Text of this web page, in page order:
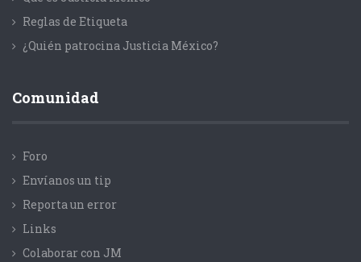
Reglas de Etiqueta
¿Quién patrocina Justicia México?
Comunidad
Foro
Envíanos un tip
Reporta un error
Links
Colaborar con JM